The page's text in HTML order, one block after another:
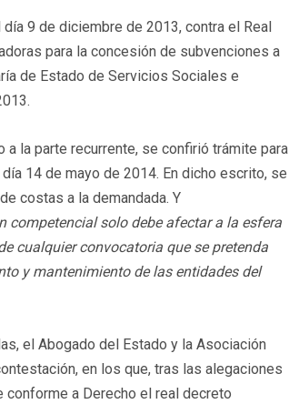
9 de diciembre de 2013, contra el Real
para la concesión de subvenciones a
de Estado de Servicios Sociales e
la parte recurrente, se confirió trámite para
14 de mayo de 2014. En dicho escrito, se
costas a la demandada. Y
competencial solo debe afectar a la esfera
cualquier convocatoria que se pretenda
y mantenimiento de las entidades del
el Abogado del Estado y la Asociación
en los que, tras las alegaciones
a Derecho el real decreto